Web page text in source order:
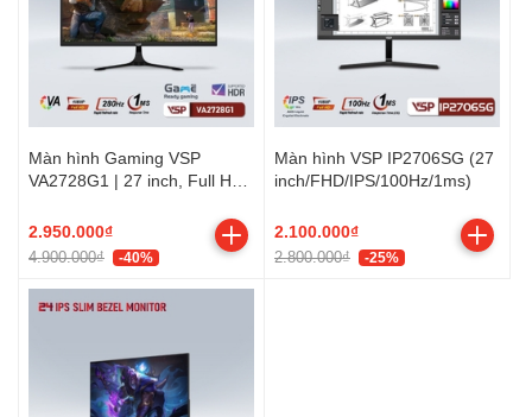
Màn hình Gaming VSP
VA2728G1 | 27 inch, Full HD,
2.950.000₫
4.900.000₫ -40%
Màn hình VSP IP2706SG (27
inch/FHD/IPS/100Hz/1ms)
2.100.000₫
2.800.000₫ -25%